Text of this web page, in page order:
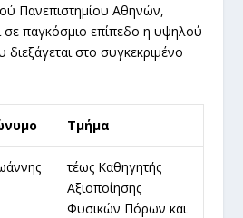
Πανεπιστημίου Αθηνών,
σε παγκόσμιο επίπεδο η υψηλού
στο συγκεκριμένο
Τμήμα
τέως Καθηγητής
Αξιοποίησης
Φυσικών Πόρων και